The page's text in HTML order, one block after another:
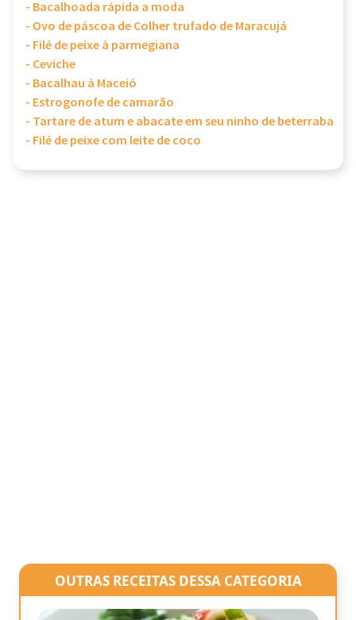
- Bacalhoada rápida a moda
- Ovo de páscoa de Colher trufado de Maracujá
- Filé de peixe à parmegiana
- Ceviche
- Bacalhau à Maceió
- Estrogonofe de camarão
- Tartare de atum e abacate em seu ninho de beterraba
- Filé de peixe com leite de coco
OUTRAS RECEITAS DESSA CATEGORIA